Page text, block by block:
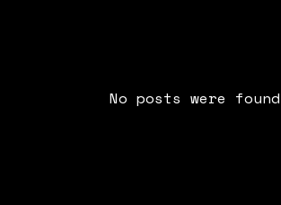
No posts were